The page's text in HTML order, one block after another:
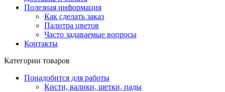
Полезная информация
Как сделать заказ
Палитра цветов
Часто задаваемые вопросы
Контакты
Категории товаров
Понадобится для работы
Кисти, валики, щетки, пады